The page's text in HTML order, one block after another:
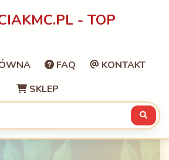
- TOP
FAQ
KONTAKT
SKLEP